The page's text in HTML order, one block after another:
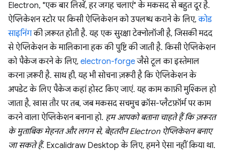
Electron, "एक बार लिखें, हर जगह चलाएं" के मकसद से बहुत दूर है.
ऐप्लिकेशन स्टोर पर किसी ऐप्लिकेशन को उपलब्ध कराने के लिए,कोड
साइनिंगकी ज़रूरत होती है. यह एक सुरक्षा टेक्नोलॉजी है, जिसकी मदद
से ऐप्लिकेशन के मालिकाना हक की पुष्टि की जाती है. किसी ऐप्लिकेशन
को पैकेज करने के लिए, electron-forgeजैसे टूल का इस्तेमाल
करना ज़रूरी है. साथ ही, यह भी सोचना ज़रूरी है कि ऐप्लिकेशन के
अपडेट के लिए पैकेज कहां होस्ट किए जाएं. यह काम काफ़ी मुश्किल हो
जाता है, खास तौर पर तब, जब मकसद सचमुच क्रॉस-प्लैटफ़ॉर्म पर काम
करने वाला ऐप्लिकेशन बनाना हो. हम आपको बताना चाहते हैं कि ज़रूरत
के मुताबिक मेहनत और लगन से, बेहतरीन Electron ऐप्लिकेशन बनाए
जा सकते हैं. Excalidraw Desktop के लिए, हमने ऐसा नहीं किया था.